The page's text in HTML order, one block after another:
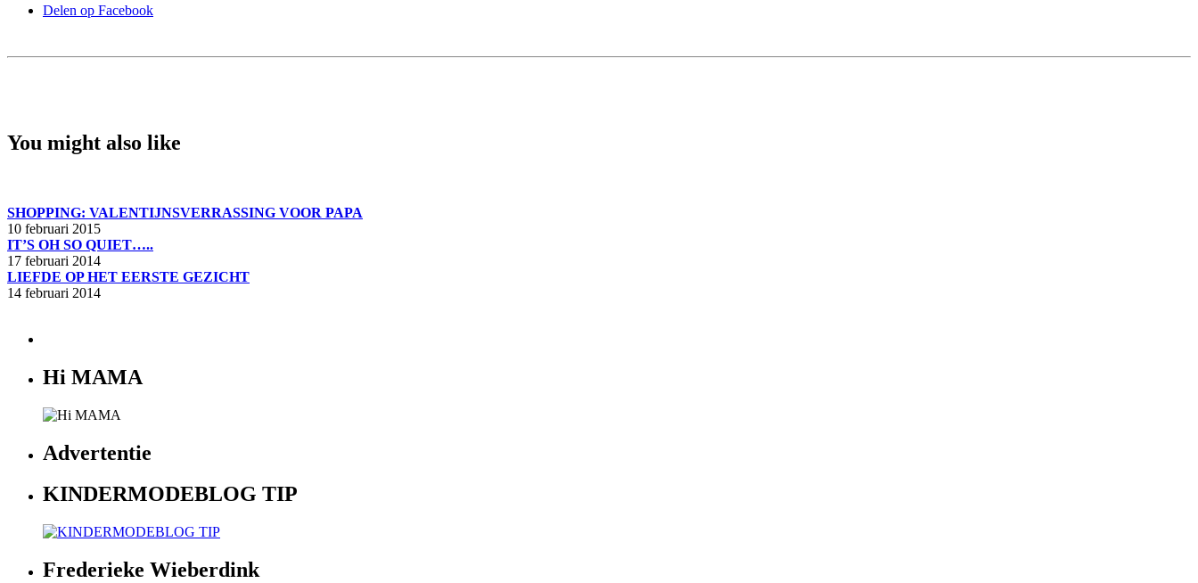
Delen op Facebook
You might also like
SHOPPING: VALENTIJNSVERRASSING VOOR PAPA
10 februari 2015
IT’S OH SO QUIET…..
17 februari 2014
LIEFDE OP HET EERSTE GEZICHT
14 februari 2014
Hi MAMA
Advertentie
KINDERMODEBLOG TIP
Frederieke Wieberdink